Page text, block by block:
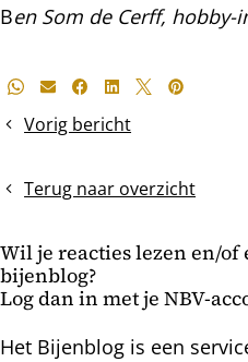
Ben Som de Cerff,
Deel
bericht
Whatsapp
E-mailFacebook
LinkedIn
X Pinterest
Vorig bericht
De
mijtbesmetting
Terug naar overzicht
Wil je reacties lezen en/of
bijenblog?
Log dan in met je NBV-
Het Bijenblog is een